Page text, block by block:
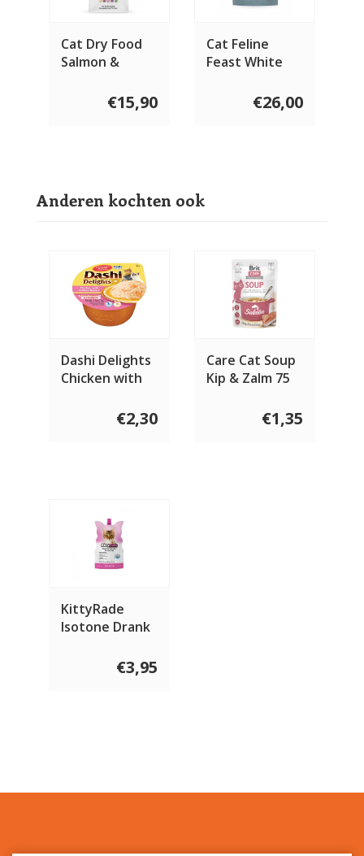
Cat Dry Food
Salmon &
€15,90
Cat Feline
Feast White
Herring Caviar
€26,00
Anderen kochten ook
Dashi Delights
Chicken with
€2,30
Care Cat Soup
Kip & Zalm 75
€1,35
KittyRade
Isotone Drank
€3,95